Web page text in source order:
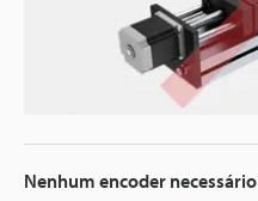
Nenhum encoder necessário